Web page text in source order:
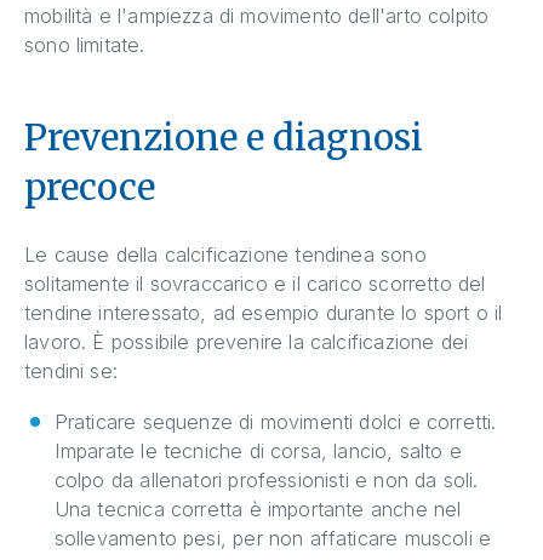
mobilità e l'ampiezza di movimento dell'arto colpito
sono limitate.
Prevenzione e diagnosi
precoce
Le cause della calcificazione tendinea sono
solitamente il sovraccarico e il carico scorretto del
tendine interessato, ad esempio durante lo sport o il
lavoro. È possibile prevenire la calcificazione dei
tendini se:
Praticare sequenze di movimenti dolci e corretti.
Imparate le tecniche di corsa, lancio, salto e
colpo da allenatori professionisti e non da soli.
Una tecnica corretta è importante anche nel
sollevamento pesi, per non affaticare muscoli e